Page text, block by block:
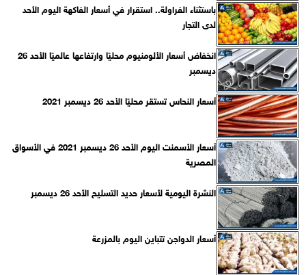
باستثناء الفراولة.. استقرار في أسعار الفاكهة اليوم الأحد
لدى التجار
انخفاض أسعار الألومنيوم محليًا وارتفاعها عالميًا الأحد 26
ديسمبر
أسعار النحاس تستقر محليًا الأحد 26 ديسمبر 2021
أسعار الأسمنت اليوم الأحد 26 ديسمبر 2021 في الأسواق
المصرية
النشرة اليومية لأسعار حديد التسليح الأحد 26 ديسمبر
أسعار الدواجن تتباين اليوم بالمزرعة